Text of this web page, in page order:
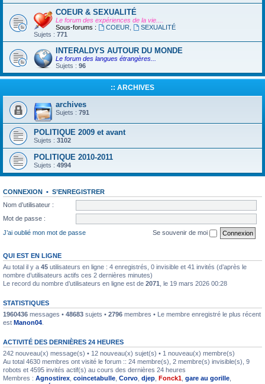
COEUR & SEXUALITÉ
Le forum des expériences de la vie....
Sous-forums :
COEUR
SEXUALITÉ
Sujets : 771
INTERALDYS AUTOUR DU MONDE
Le forum des langues étrangères...
Sujets : 96
:: ARCHIVES
archives
Sujets : 791
POLITIQUE 2009 et avant
Sujets : 3102
POLITIQUE 2010-2011
Sujets : 4994
CONNEXION • S’ENREGISTRER
Nom d’utilisateur :
Mot de passe :
J’ai oublié mon mot de passe
Se souvenir de moi
QUI EST EN LIGNE
Au total il y a 45 utilisateurs en ligne : 4 enregistrés, 0 invisible et 41 invités (d’après le
nombre d’utilisateurs actifs ces 2 dernières minutes)
Le record du nombre d’utilisateurs en ligne est de 2071 , le 19 mars 2026 00:28
STATISTIQUES
1960436 messages • 48683 sujets • 2796 membres • Le membre enregistré le plus récent
est Manon04
ACTIVITÉ DES DERNIÈRES 24 HEURES
242 nouveau(x) message(s) • 12 nouveau(x) sujet(s) • 1 nouveau(x) membre(s)
Au total 4630 membres ont visité le forum :: 24 membre(s), 2 membre(s) invisible(s), 9
robots et 4595 invités actif(s) au cours des dernières 24 heures
Membres : Agnostirex coincetabulle Corvo djep Fonck1 gare au gorille